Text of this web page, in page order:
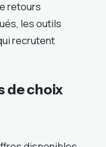
retours
les outils
recrutent
de choix